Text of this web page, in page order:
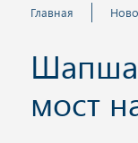
Главная
мост